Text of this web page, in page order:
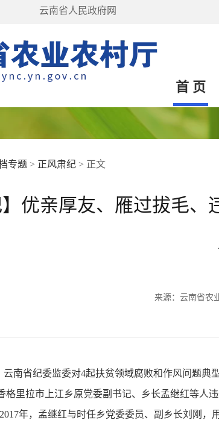
云南省人民政府网
首 页
专题 > 正风肃纪> 正文
】优亲厚友、雁过拔毛
来源：云南省
云南省纪委监委对4起扶贫领域腐败和作风问题典
格里拉市上江乡原党委副书记、乡长孟继红等人
年，孟继红与时任乡党委委员、副乡长刘刚